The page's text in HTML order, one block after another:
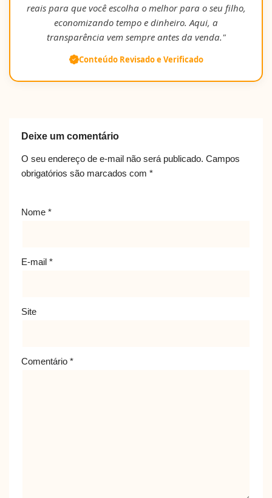
reais para que você escolha o melhor para o seu filho,
economizando tempo e dinheiro. Aqui, a
transparência vem sempre antes da venda."
Conteúdo Revisado e Verificado
Deixe um comentário
O seu endereço de e-mail não será publicado. Campos
obrigatórios são marcados com *
Nome *
E-mail *
Site
Comentário *